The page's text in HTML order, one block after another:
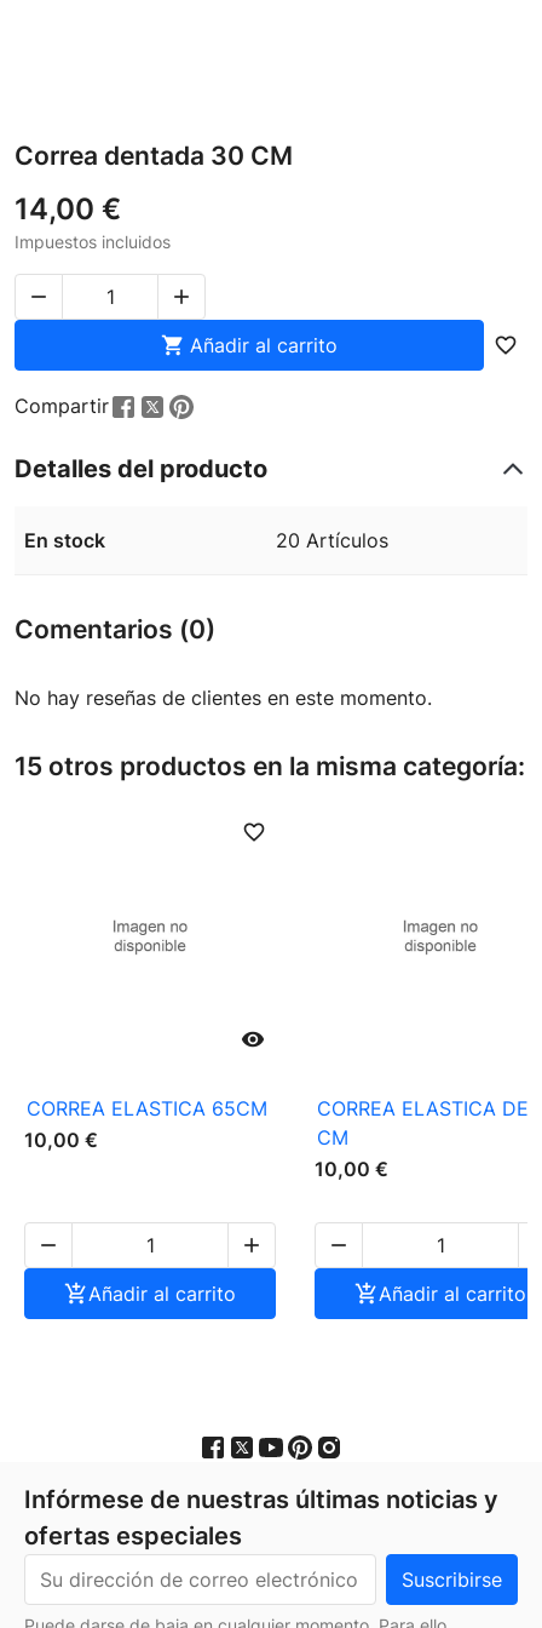
Correa dentada 30 CM
14,00 €
Impuestos incluidos


 Añadir al carrito favorite_border
Compartir
Detalles del producto
En stock 20 Artículos
Comentarios (0)
No hay reseñas de clientes en este momento.
15 otros productos en la misma categoría:

favorite_border
CORREA ELASTICA 65CM
10,00 €


Añadir al carrito
CORREA ELASTICA DE
CM
10,00 €

Añadir al carrito
Infórmese de nuestras últimas noticias y
ofertas especiales